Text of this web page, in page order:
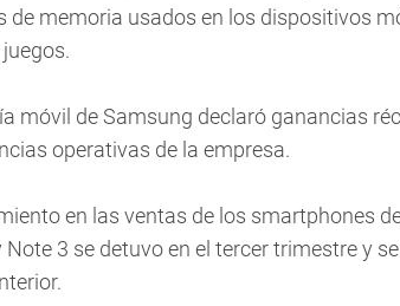
de memoria usados en los dispositivos
móvil de Samsung declaró ganancias
operativas de la empresa.
en las ventas de los smartphones
Note 3 se detuvo en el tercer trimestre y